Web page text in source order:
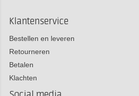
Klantenservice
Bestellen en leveren
Retourneren
Betalen
Klachten